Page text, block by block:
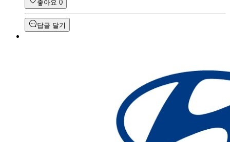
좋아요 0
답글 달기